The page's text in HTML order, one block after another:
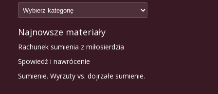
Najnowsze materiały
Rachunek sumienia z miłosierdzia
Spowiedź i nawrócenie
Sumienie. Wyrzuty vs. dojrzałe sumienie.